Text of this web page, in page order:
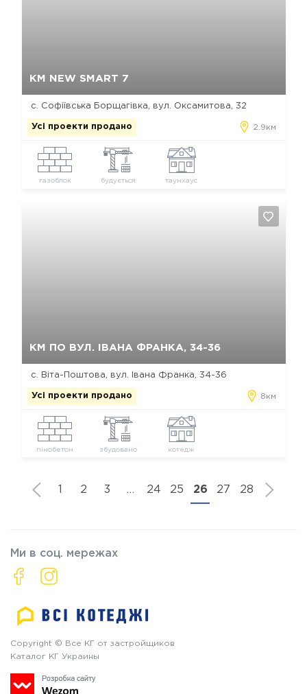
КМ NEW SMART 7
с. Софіївська Борщагівка, вул. Оксамитова, 32
Усі проекти продано 2.9км
газоблок будується таунхаус
КМ ПО ВУЛ. ІВАНА ФРАНКА, 34-36
с. Віта-Поштова, вул. Івана Франка, 34-36
Усі проекти продано 8км
пінобетон збудовано котедж
1 2 3 … 24 25 26 27 28
Ми в соц. мережах
Copyright © Все КГ от застройщиков
Каталог КГ Украины